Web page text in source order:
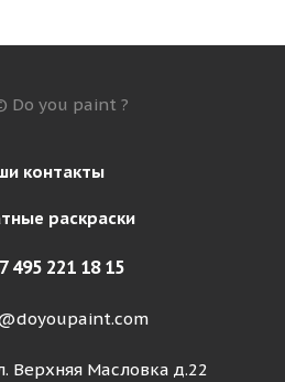
Do you paint ?
контакты
раскраски
495 221 18 15
Верхняя Масловка д.22